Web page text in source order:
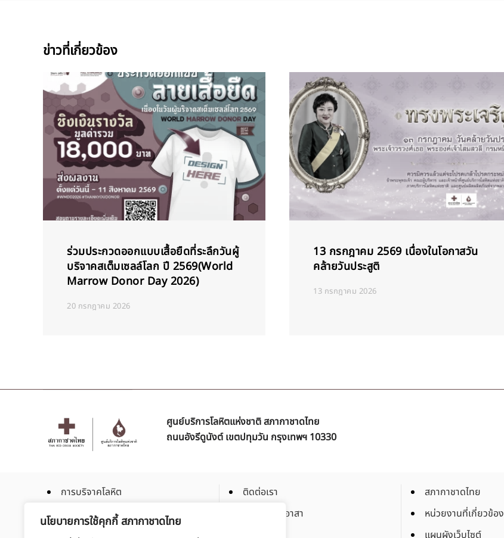
นโยบายการใช้คุกกี้ สภากาชาดไทย
ข่าวที่เกี่ยวข้อง
ร่วมประกวดออกแบบเสื้อยืดที่ระลึกวันผู้
บริจาคสเต็มเซลล์โลก ปี 2569(World
Marrow Donor Day 2026)
20 กรกฎาคม 2026
13 กรกฎาคม 2569 เนื่องในโอกาสวัน
คล้ายวันประสูติ
13 กรกฎาคม 2026
ศูนย์บริการโลหิตแห่งชาติ สภากาชาดไทย
ถนนอังรีดูนังต์ เขตปทุมวัน กรุงเทพฯ 10330
การบริจาคโลหิต
การบริจาคโลหิตเฉพาะส่วน
การบริจาคสเต็มเซลล์
ติดต่อเรา
ร่วมเป็นจิตอาสา
สภากาชาดไทย
หน่วยงานที่เกี่ยวข้อง
แผนผังเว็บไซต์